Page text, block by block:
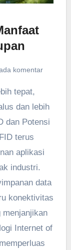
komentar
tepat,
dan lebih
dan Potensi
terus
aplikasi
industri.
data
konektivitas
menjanjikan
Internet of